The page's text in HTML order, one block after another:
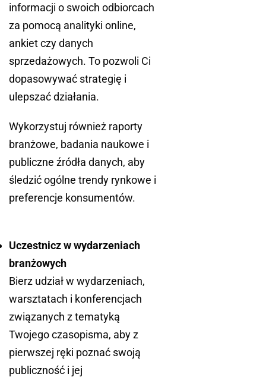
informacji o swoich odbiorcach
za pomocą analityki online,
ankiet czy danych
sprzedażowych. To pozwoli Ci
dopasowywać strategię i
ulepszać działania.
Wykorzystuj również raporty
branżowe, badania naukowe i
publiczne źródła danych, aby
śledzić ogólne trendy rynkowe i
preferencje konsumentów.
Uczestnicz w wydarzeniach
branżowych
Bierz udział w wydarzeniach,
warsztatach i konferencjach
związanych z tematyką
Twojego czasopisma, aby z
pierwszej ręki poznać swoją
publiczność i jej